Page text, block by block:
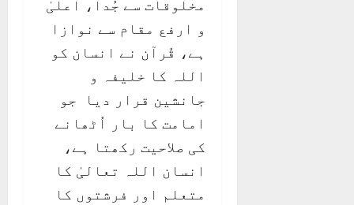
مخلوقات سے جُدا، اعلیٰ
و ارفع مقام سے نوازا
ہے، قُرآن نے انسان کو
اللہ کا خلیفہ و
جانشین قرار دیا جو
امامت کا بار اُٹھانے
کی صلاحیت رکھتا ہے،
انسان اللہ تعالیٰ کا
متعلم اور فرشتوں کا